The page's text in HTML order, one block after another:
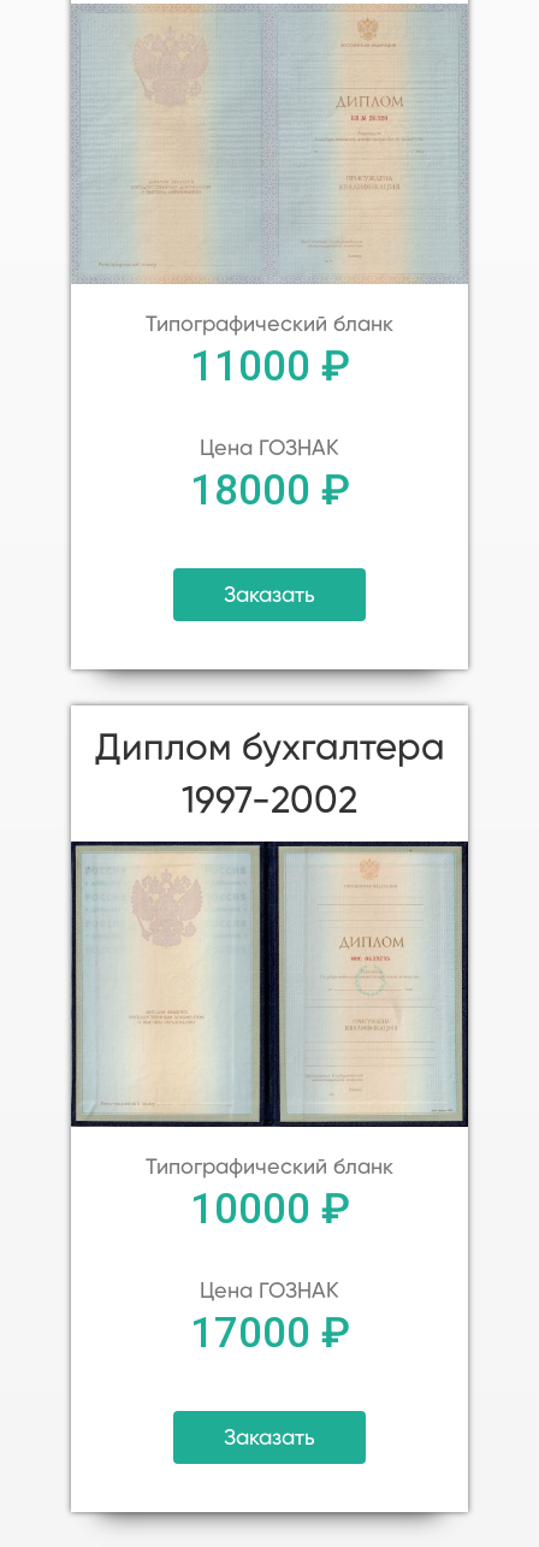
Типографический бланк
11000 ₽
Цена ГОЗНАК
18000 ₽
Заказать
Диплом бухгалтера
1997-2002
Типографический бланк
10000 ₽
Цена ГОЗНАК
17000 ₽
Заказать